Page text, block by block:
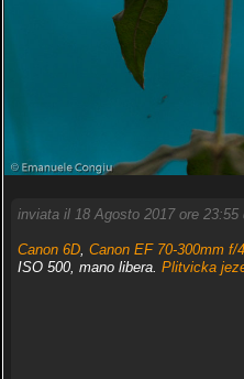
inviata il 18 Agosto 2017 ore 23:55
Canon 6D, Canon EF 70-300mm f/
ISO 500, mano libera. Plitvicka